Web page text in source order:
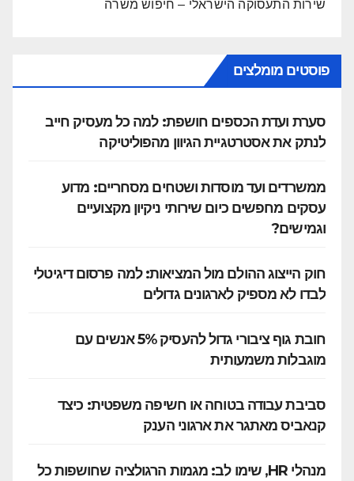
שירות התעסוקה הישראלי – חיפוש משרה
פוסטים מומלצים
סערת ועדת הכספים חושפת: למה כל מעסיק חייב
לנתק את אסטרטגיית הגיוון מהפוליטיקה
ממשרדים ועד מוסדות ושטחים מסחריים: מדוע
עסקים מחפשים כיום שירותי ניקיון מקצועיים
וגמישים?
חוק הייצוג ההולם מול המציאות: למה פרסום דיגיטלי
לבדו לא מספיק לארגונים גדולים
חובת גוף ציבורי גדול להעסיק 5% אנשים עם
מוגבלות משמעותית
סביבת עבודה בטוחה או חשיפה משפטית: כיצד
קנאביס מאתגר את ארגוני הענק
מנהלי HR, שימו לב: מגמות הרגולציה שחושפות כל